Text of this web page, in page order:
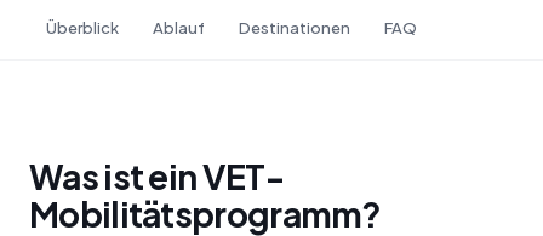
Überblick Ablauf Destinationen FAQ
Was ist ein VET-
Mobilitätsprogramm?